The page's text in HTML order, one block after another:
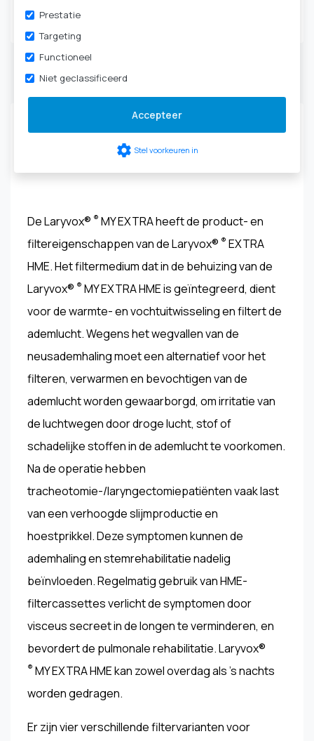
Productbeschrijving
Laryvox® ® MY EXTRA HME HIGHFLOW - 49861-
De Laryvox® ® MY EXTRA heeft de product- en
filtereigenschappen van de Laryvox® ® EXTRA
HME. Het filtermedium dat in de behuizing van de
Laryvox® ® MY EXTRA HME is geïntegreerd, dient
voor de warmte- en vochtuitwisseling en filtert de
ademlucht. Wegens het wegvallen van de
neusademhaling moet een alternatief voor het
filteren, verwarmen en bevochtigen van de
ademlucht worden gewaarborgd, om irritatie van
de luchtwegen door droge lucht, stof of
schadelijke stoffen in de ademlucht te voorkomen.
Na de operatie hebben
tracheotomie-/laryngectomiepatiënten vaak last
van een verhoogde slijmproductie en
hoestprikkel. Deze symptomen kunnen de
ademhaling en stemrehabilitatie nadelig
beïnvloeden. Regelmatig gebruik van HME-
filtercassettes verlicht de symptomen door
visceus secreet in de longen te verminderen, en
bevordert de pulmonale rehabilitatie. Laryvox®
® MY EXTRA HME kan zowel overdag als 's nachts
worden gedragen.
Er zijn vier verschillende filtervarianten voor
Prestatie
Targeting
Functioneel
Niet geclassificeerd
Accepteer
settings Stel voorkeuren in